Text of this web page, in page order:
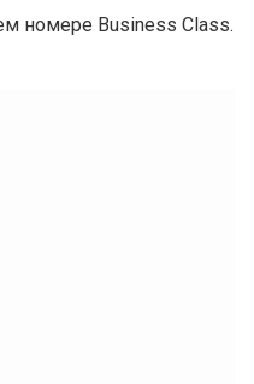
номере Business Class.